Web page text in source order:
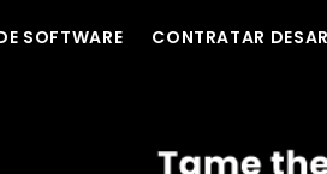
SOFTWARE CONTRATAR